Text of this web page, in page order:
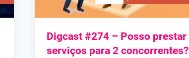
Digcast #274 – Posso prestar
serviços para 2 concorrentes?